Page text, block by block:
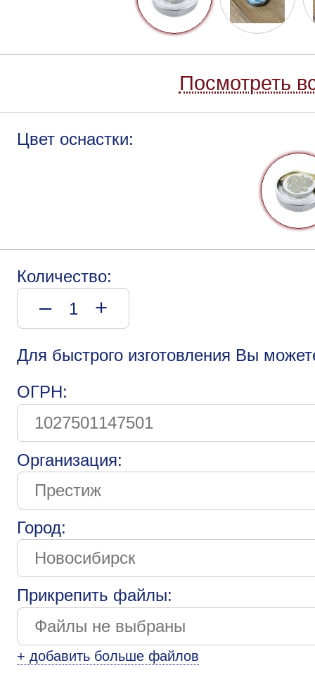
Посмотреть
Цвет оснастки:
Количество:
– +
Для быстрого изготовления Вы
ОГРН:
Организация:
Город:
Прикрепить файлы:
+ добавить больше файлов